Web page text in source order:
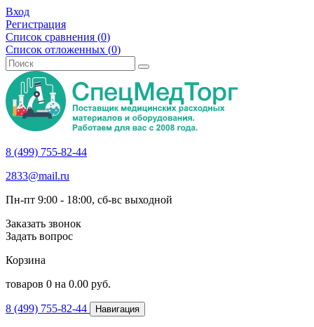
Вход
Регистрация
Список сравнения (0)
Список отложенных (0)
8 (499) 755-82-44
2833@mail.ru
Пн-пт 9:00 - 18:00, сб-вс выходной
Заказать звонок
Задать вопрос
Корзина
товаров 0 на 0.00 руб.
8 (499) 755-82-44 Навигация